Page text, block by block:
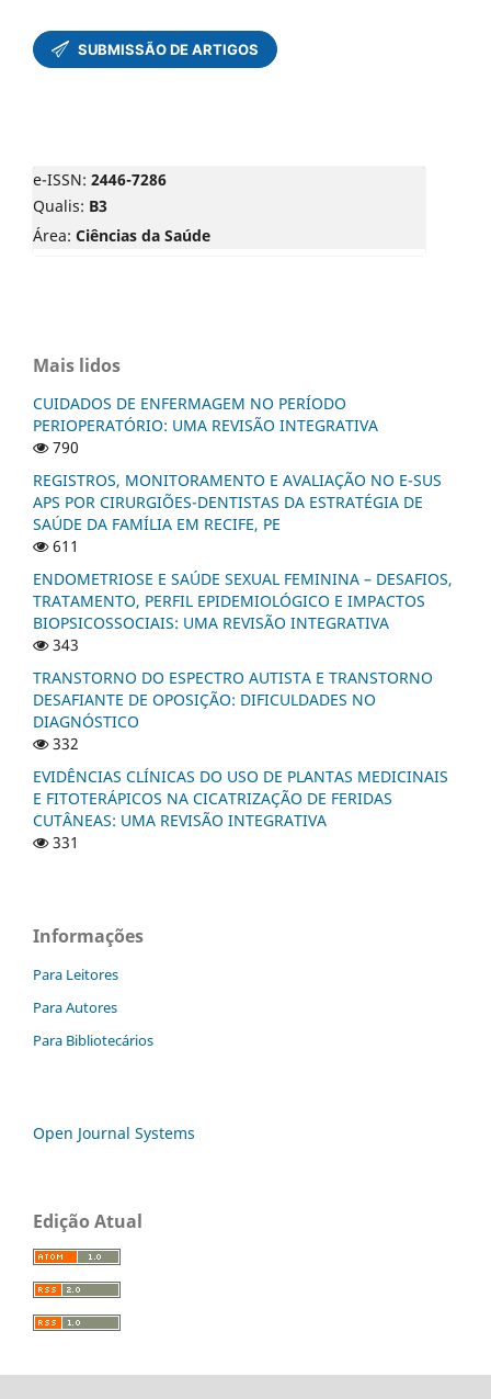
e-ISSN: 2446-7286
Qualis: B3
Área: Ciências da Saúde
Mais lidos
CUIDADOS DE ENFERMAGEM NO PERÍODO
PERIOPERATÓRIO: UMA REVISÃO INTEGRATIVA
790
REGISTROS, MONITORAMENTO E AVALIAÇÃO NO E-SUS
APS POR CIRURGIÕES-DENTISTAS DA ESTRATÉGIA DE
SAÚDE DA FAMÍLIA EM RECIFE, PE
611
ENDOMETRIOSE E SAÚDE SEXUAL FEMININA – DESAFIOS,
TRATAMENTO, PERFIL EPIDEMIOLÓGICO E IMPACTOS
BIOPSICOSSOCIAIS: UMA REVISÃO INTEGRATIVA
343
TRANSTORNO DO ESPECTRO AUTISTA E TRANSTORNO
DESAFIANTE DE OPOSIÇÃO: DIFICULDADES NO
DIAGNÓSTICO
332
EVIDÊNCIAS CLÍNICAS DO USO DE PLANTAS MEDICINAIS
E FITOTERÁPICOS NA CICATRIZAÇÃO DE FERIDAS
CUTÂNEAS: UMA REVISÃO INTEGRATIVA
331
Informações
Para Leitores
Para Autores
Para Bibliotecários
Open Journal Systems
Edição Atual